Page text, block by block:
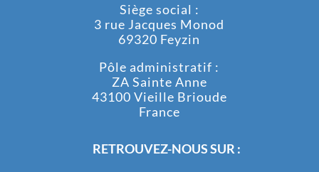
Siège social :
3 rue Jacques Monod
69320 Feyzin
Pôle administratif :
ZA Sainte Anne
43100 Vieille Brioude
France
RETROUVEZ-NOUS SUR :